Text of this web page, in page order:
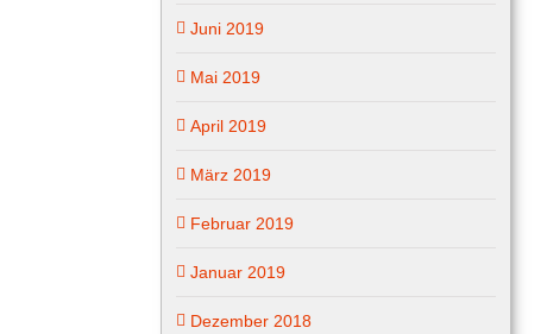
Juni 2019
Mai 2019
April 2019
März 2019
Februar 2019
Januar 2019
Dezember 2018